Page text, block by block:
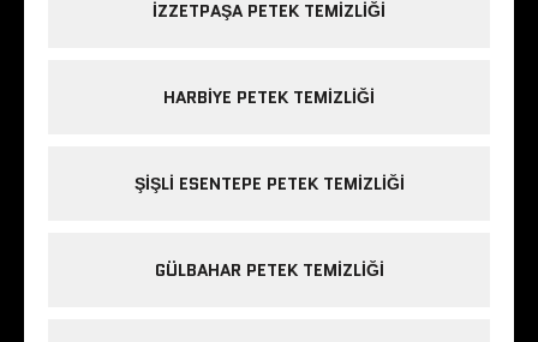
IZZETPAŞA PETEK TEMIZLIĞI
HARBIYE PETEK TEMIZLIĞI
ŞIŞLI ESENTEPE PETEK TEMIZLIĞI
GÜLBAHAR PETEK TEMIZLIĞI